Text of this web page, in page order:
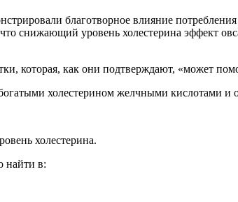
благотворное влияние
снижающий уровень холестерина эффект
которая, как они подтверждают, «может
холестерином желчными кислотами и
холестерина.
найти в: